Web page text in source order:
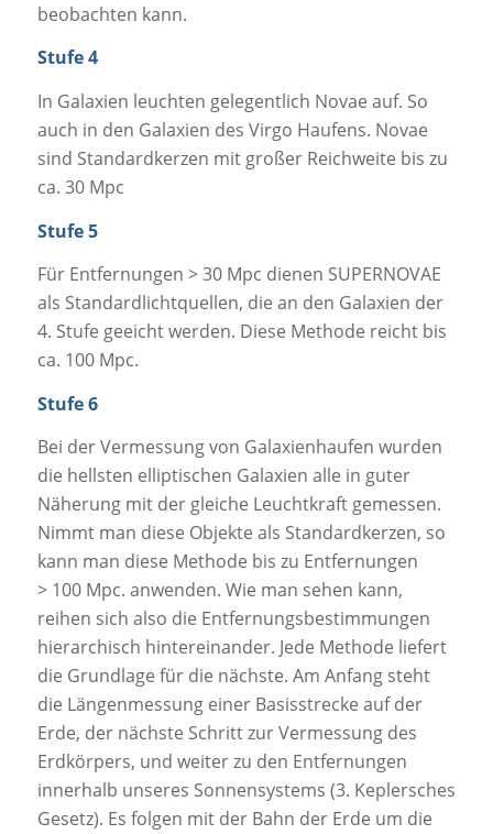
beobachten kann.
Stufe 4
In Galaxien leuchten gelegentlich Novae auf. So
auch in den Galaxien des Virgo Haufens. Novae
sind Standardkerzen mit großer Reichweite bis zu
ca. 30 Mpc
Stufe 5
Für Entfernungen > 30 Mpc dienen SUPERNOVAE
als Standardlichtquellen, die an den Galaxien der
4. Stufe geeicht werden. Diese Methode reicht bis
ca. 100 Mpc.
Stufe 6
Bei der Vermessung von Galaxienhaufen wurden
die hellsten elliptischen Galaxien alle in guter
Näherung mit der gleiche Leuchtkraft gemessen.
Nimmt man diese Objekte als Standardkerzen, so
kann man diese Methode bis zu Entfernungen
> 100 Mpc. anwenden. Wie man sehen kann,
reihen sich also die Entfernungsbestimmungen
hierarchisch hintereinander. Jede Methode liefert
die Grundlage für die nächste. Am Anfang steht
die Längenmessung einer Basisstrecke auf der
Erde, der nächste Schritt zur Vermessung des
Erdkörpers, und weiter zu den Entfernungen
innerhalb unseres Sonnensystems (3. Keplersches
Gesetz). Es folgen mit der Bahn der Erde um die